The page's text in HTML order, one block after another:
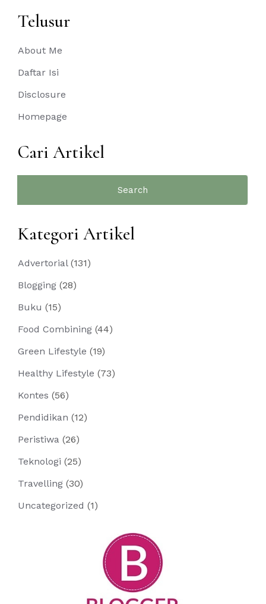
Telusur
About Me
Daftar Isi
Disclosure
Homepage
Cari Artikel
Kategori Artikel
Advertorial (131)
Blogging (28)
Buku (15)
Food Combining (44)
Green Lifestyle (19)
Healthy Lifestyle (73)
Kontes (56)
Pendidikan (12)
Peristiwa (26)
Teknologi (25)
Travelling (30)
Uncategorized (1)